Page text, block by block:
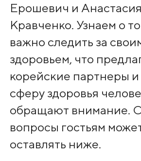
Ерошевич и Анастасия
Кравченко. Узнаем о
важно следить за
здоровьем, что
корейские партнеры
сферу здоровья
обращают внимание.
вопросы гостьям
оставлять ниже.